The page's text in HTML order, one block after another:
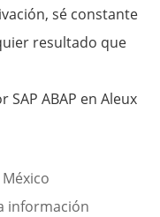
sé constante
resultado que
SAP ABAP en Aleux
información